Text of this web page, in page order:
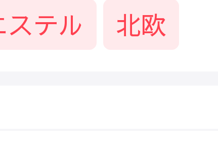
テル 北欧